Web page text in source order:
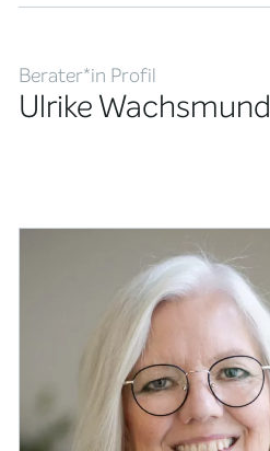
Berater*in Profil
Ulrike Wachsmund